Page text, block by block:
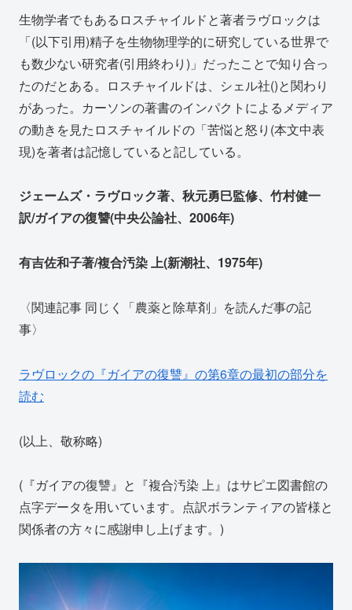
生物学者でもあるロスチャイルドと著者ラヴロックは
「(以下引用)精子を生物物理学的に研究している世界で
も数少ない研究者(引用終わり)」だったことで知り合っ
たのだとある。ロスチャイルドは、シェル社()と関わり
があった。カーソンの著書のインパクトによるメディア
の動きを見たロスチャイルドの「苦悩と怒り(本文中表
現)を著者は記憶していると記している。
ジェームズ・ラヴロック著、秋元勇巳監修、竹村健一
訳/ガイアの復讐(中央公論社、2006年)
有吉佐和子著/複合汚染 上(新潮社、1975年)
〈関連記事 同じく「農薬と除草剤」を読んだ事の記
事〉
ラヴロックの『ガイアの復讐』の第6章の最初の部分を
読む
(以上、敬称略)
(『ガイアの復讐』と『複合汚染 上』はサピエ図書館の
点字データを用いています。点訳ボランティアの皆様と
関係者の方々に感謝申し上げます。)